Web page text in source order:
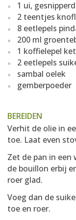
1 ui, gesnipperd
2 teentjes
8 eetlepels
200 ml
1 koffielepel
2 eetlepels
sambal oelek
gemberpoeder
BEREIDEN
Verhit de olie in
toe. Laat even
Zet de pan in een
de bouillon erbij
roer glad.
Voeg dan de
toe en roer.